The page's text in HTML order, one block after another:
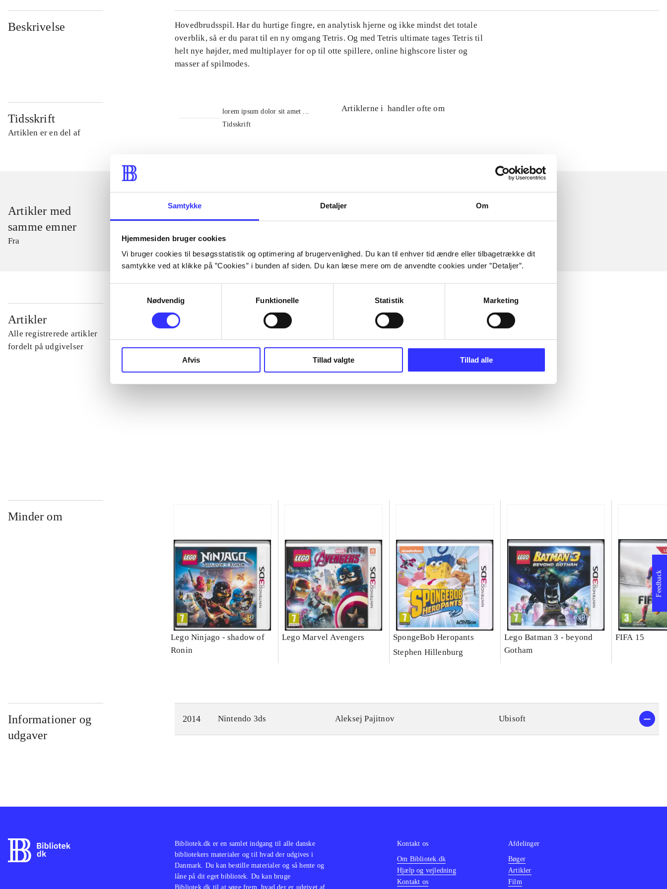
Samtykke Detaljer Om
Hjemmesiden bruger cookies
Vi bruger cookies til besøgsstatistik og optimering af brugervenlighed. Du kan til enhver tid ændre eller tilbagetrække dit
samtykke ved at klikke på ”Cookies” i bunden af siden. Du kan læse mere om de anvendte cookies under ”Detaljer”.
Nødvendig
Funktionelle Statistik Marketing
Afvis Tillad valgte Tillad alle
Beskrivelse
Hovedbrudsspil. Har du hurtige fingre, en analytisk hjerne og ikke mindst det totale
overblik, så er du parat til en ny omgang Tetris. Og med Tetris ultimate tages Tetris til
helt nye højder, med multiplayer for op til otte spillere, online highscore lister og
masser af spilmodes.
Tidsskrift
Artiklen er en del af
lorem ipsum dolor sit amet ...
Tidsskrift
Artiklerne i handler ofte om
Artikler med
samme emner
Fra
Artikler
Alle registrerede artikler
fordelt på udgivelser
...
Minder om
Lego Ninjago - shadow of
Ronin
Lego Marvel Avengers
SpongeBob Heropants
Stephen Hillenburg
Lego Batman 3 - beyond
Gotham
FIFA 15
Informationer og
udgaver
2014 Nintendo 3ds Aleksej Pajitnov Ubisoft
Feedback
Bibliotek.dk er en samlet indgang til alle danske
bibliotekers materialer og til hvad der udgives i
Danmark. Du kan bestille materialer og så hente og
låne på dit eget bibliotek. Du kan bruge
Bibliotek.dk til at søge frem, hvad der er udgivet af
Kontakt os
Om Bibliotek.dk
Hjælp og vejledning
Kontakt os
Afdelinger
Bøger
Artikler
Film